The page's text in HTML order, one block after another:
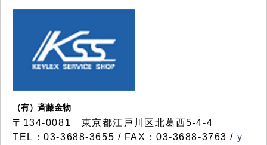
（有）斉藤金物
〒134-0081 東京都江戸川区北葛西5-4-4
TEL：03-3688-3655 / FAX：03-3688-3763 / y